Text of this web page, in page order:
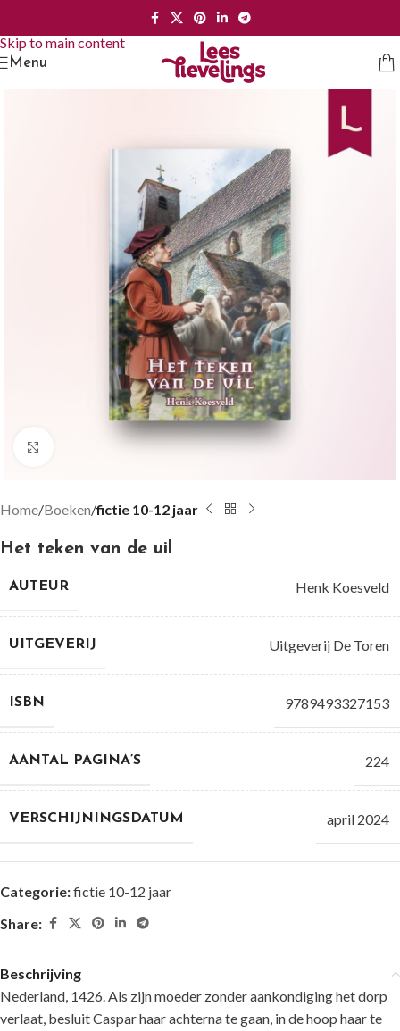
Skip to main content
Menu
Groter bekijken
Home Boeken fictie 10-12 jaar
Het teken van de uil
AUTEUR Henk Koesveld
UITGEVERIJ Uitgeverij De Toren
ISBN 9789493327153
AANTAL PAGINA’S 224
VERSCHIJNINGSDATUM april 2024
Categorie:fictie 10-12 jaar
Share:
Beschrijving
Nederland, 1426. Als zijn moeder zonder aankondiging het dorp
verlaat, besluit Caspar haar achterna te gaan, in de hoop haar te